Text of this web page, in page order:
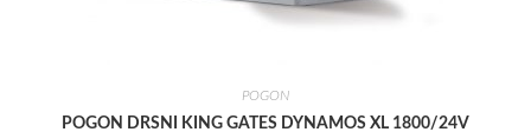
POGON
POGON DRSNI KING GATES DYNAMOS XL 1800/24V